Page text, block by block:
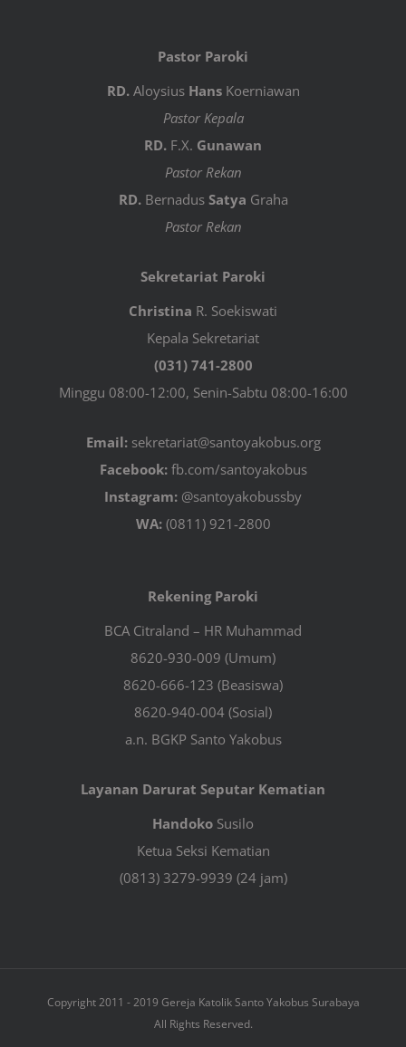
Pastor Paroki
RD.Aloysius HansKoerniawan
Pastor Kepala
RD. F.X. Gunawan
Pastor Rekan
RD.Bernadus Satya Graha
Pastor Rekan
Sekretariat Paroki
Christina R. Soekiswati
Kepala Sekretariat
(031) 741-2800
Minggu 08:00-12:00, Senin-Sabtu 08:00-16:00
Email:sekretariat@santoyakobus.org
Facebook:fb.com/santoyakobus
Instagram: @santoyakobussby
WA:(0811) 921-2800
Rekening Paroki
BCA Citraland – HR Muhammad
8620-930-009 (Umum)
8620-666-123 (Beasiswa)
8620-940-004 (Sosial)
a.n. BGKP Santo Yakobus
Layanan Darurat Seputar Kematian
Handoko Susilo
Ketua Seksi Kematian
(0813) 3279-9939 (24 jam)
Copyright 2011 - 2019 Gereja Katolik Santo Yakobus Surabaya
All Rights Reserved.